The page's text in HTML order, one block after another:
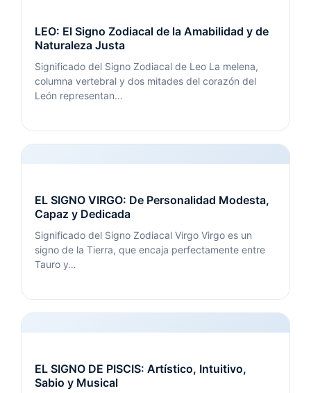
LEO: El Signo Zodiacal de la Amabilidad y de
Naturaleza Justa
Significado del Signo Zodiacal de Leo La melena,
columna vertebral y dos mitades del corazón del
León representan…
EL SIGNO VIRGO: De Personalidad Modesta,
Capaz y Dedicada
Significado del Signo Zodiacal Virgo Virgo es un
signo de la Tierra, que encaja perfectamente entre
Tauro y…
EL SIGNO DE PISCIS: Artístico, Intuitivo,
Sabio y Musical